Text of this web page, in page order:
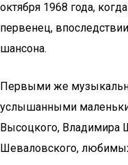
октября 1968 года,
первенец,
шансона.
Первыми же
услышанными
Высоцкого, Владимира
Шеваловского,